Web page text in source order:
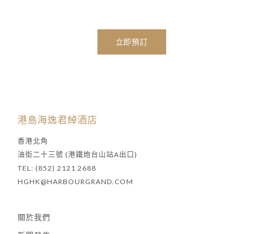
立即預訂
港島海逸君綽酒店
香港北角
油街二十三號 (港鐵炮台山站A出口)
TEL: (852) 2121 2688
HGHK@HARBOURGRAND.COM
關於我們